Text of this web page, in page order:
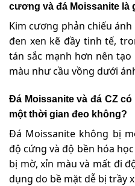
cương và đá Moissanite là
Kim cương phản chiếu
đen xen kẽ đầy tinh tế,
tán sắc mạnh hơn nên
màu như cầu vồng dưới
Đá Moissanite và đá CZ
một thời gian đeo không?
Đá Moissanite không bị
độ cứng và độ bền hóa
bị mờ, xỉn màu và mất đi
dụng do bề mặt dễ bị trầy